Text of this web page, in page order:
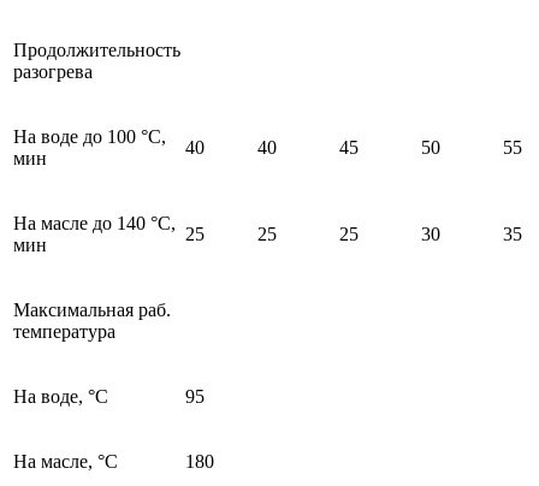
Продолжительность
разогрева
На воде до 100 °С,
мин
40 40 45 50 55
На масле до 140 °С,
мин
25 25 25 30 35
Максимальная раб.
температура
На воде, °С 95
На масле, °С 180